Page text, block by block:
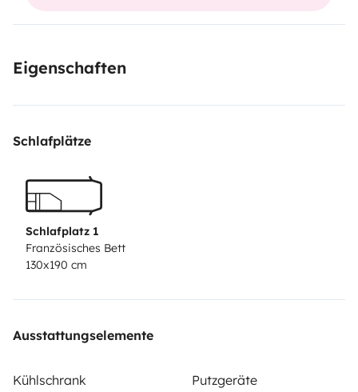
Eigenschaften
Schlafplätze
Schlafplatz 1
Französisches Bett
130x190 cm
Ausstattungselemente
Kühlschrank Putzgeräte